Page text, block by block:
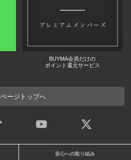
BUYMA会員だけの
ポイント還元サービス
ページトップへ
安心への取り組み